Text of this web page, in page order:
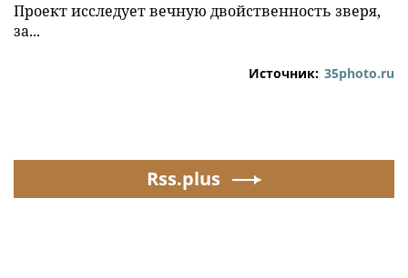
Проект исследует вечную двойственность зверя,
за...
Источник: 35photo.ru
Rss.plus